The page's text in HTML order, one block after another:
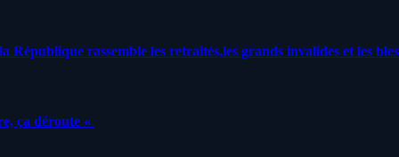
rassemble les retraités,les grands invalides et les
ça déroute «